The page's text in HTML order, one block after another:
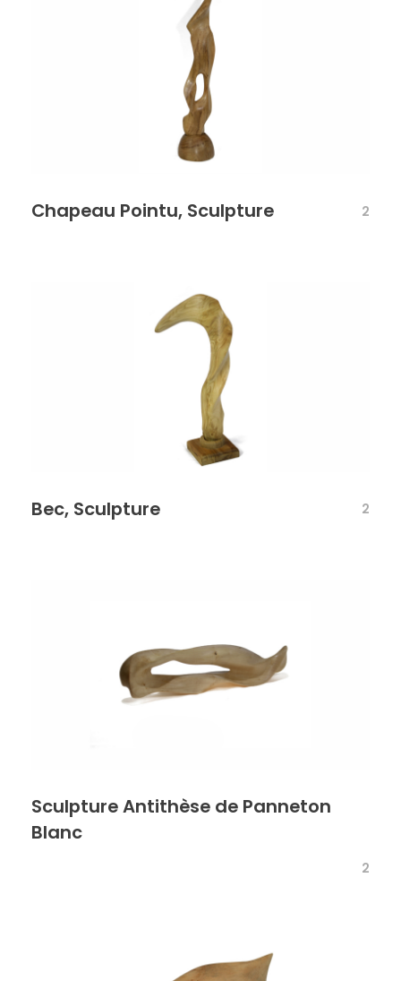
Chapeau Pointu, Sculpture 2
Bec, Sculpture 2
Sculpture Antithèse de Panneton
Blanc
2